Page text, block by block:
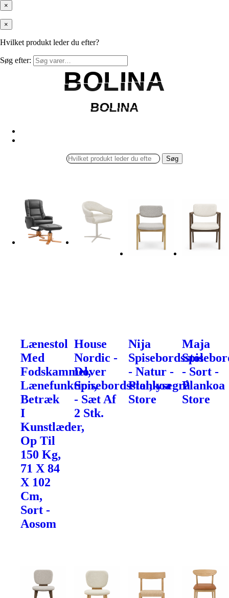
×
×
Hvilket produkt leder du efter?
Søg efter:
BOLINA
BOLINA
BOLINA
BOLINA
Søg
Lænestol
Med
Fodskammel,
Lænefunktion,
Betræk
I
Kunstlæder,
Op Til
150 Kg,
71 X 84
X 102
Cm,
Sort -
Aosom
House
Nordic -
Dover
Spisebordsstol,lysegrå
- Sæt Af
2 Stk.
Nija
Spisebordsstol
- Natur -
Plankoa
Store
Maja
- Sort -
Plankoa
Store